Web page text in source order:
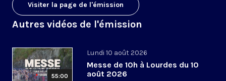
Visiter la page de l'émission
Autres vidéos de l'émission
55:00
Lundi 10 août 2026
Messe de 10h à Lourdes du 10
août 2026